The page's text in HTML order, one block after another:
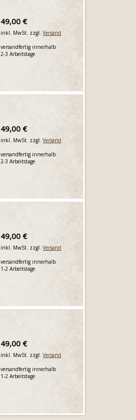
49,00 €
inkl. MwSt. zzgl.Versand
versandfertig innerhalb
2-3 Arbeitstage
49,00 €
inkl. MwSt. zzgl.Versand
versandfertig innerhalb
2-3 Arbeitstage
49,00 €
inkl. MwSt. zzgl.Versand
versandfertig innerhalb
1-2 Arbeitstage
49,00 €
inkl. MwSt. zzgl.Versand
versandfertig innerhalb
1-2 Arbeitstage